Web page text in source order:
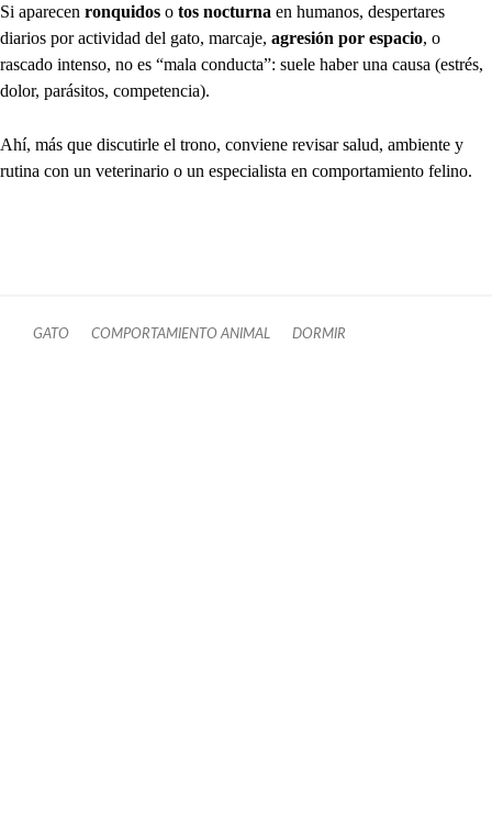
Si aparecen ronquidos o tos nocturna en humanos, despertares
diarios por actividad del gato, marcaje, agresión por espacio, o
rascado intenso, no es “mala conducta”: suele haber una causa (estrés,
dolor, parásitos, competencia).
Ahí, más que discutirle el trono, conviene revisar salud, ambiente y
rutina con un veterinario o un especialista en comportamiento felino.
GATO COMPORTAMIENTO ANIMAL DORMIR